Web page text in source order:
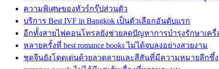
ความพิเศษของทัวร์กรุ๊ปส่วนตัว
บริการ Best IVF in Bangkok เป็นตัวเลือกอันดับแรก
อีกทั้งสายไฟคอนโทรลยังช่วยลดปัญหาการบำรุงรักษาเครื่
หลายครั้งที่ best romance books ไม่ได้จบลงอย่างสวยงาม
ชุดจีนยังโดดเด่นด้วยลวดลายและสีสันที่มีความหมายลึกซึ้ง